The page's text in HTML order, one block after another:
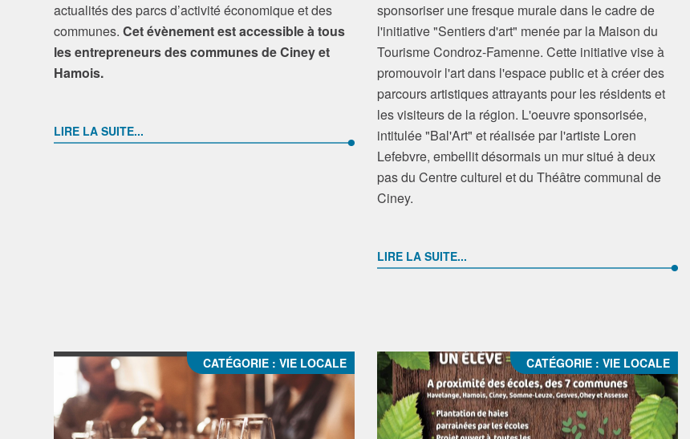
actualités des parcs d’activité économique et des
communes.Cet évènement est accessible à tous
les entrepreneurs des communes de Ciney et
Hamois.
LIRE LA SUITE...
sponsoriser une fresque murale dans le cadre de
l'initiative "Sentiers d'art" menée par la Maison du
Tourisme Condroz-Famenne. Cette initiative vise à
promouvoir l'art dans l'espace public et à créer des
parcours artistiques attrayants pour les résidents et
les visiteurs de la région. L'oeuvre sponsorisée,
intitulée "Bal'Art" et réalisée par l'artiste Loren
Lefebvre, embellit désormais un mur situé à deux
pas du Centre culturel et du Théâtre communal de
Ciney.
LIRE LA SUITE...
CATÉGORIE :VIE LOCALE CATÉGORIE :VIE LOCALE